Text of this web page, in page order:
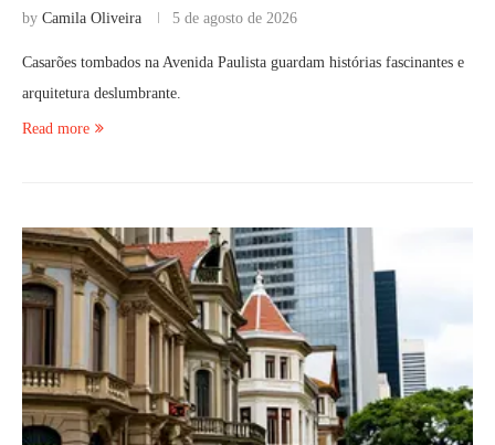
by Camila Oliveira 5 de agosto de 2026
Casarões tombados na Avenida Paulista guardam histórias fascinantes e
arquitetura deslumbrante.
Read more